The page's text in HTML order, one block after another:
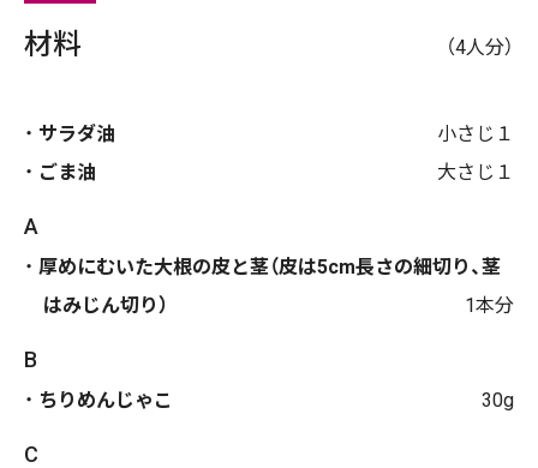
材料 （4人分）
サラダ油
小さじ１
ごま油
大さじ１
A
厚めにむいた大根の皮と茎（皮は5cm長さの細切り、茎
はみじん切り）
1本分
B
ちりめんじゃこ 30g
C